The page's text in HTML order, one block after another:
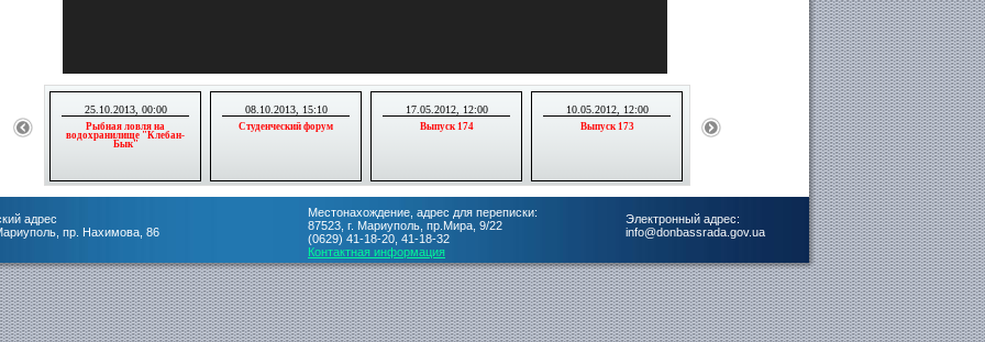
25.10.2013, 00:00
Рыбная ловля на
водохранилище "Клебан-
Бык"
08.10.2013, 15:10
Студенческий форум
17.05.2012, 12:00
Выпуск 174
10.05.2012, 12:00
Выпуск 173
03.05.2012, 12:00 26.04.2012, 12:00
Выпуск 171
адрес
пр. Нахимова, 86
Электронный адрес:
info@donbassrada.gov.ua
Местонахождение, адрес для переписки:
87523, г. Мариуполь, пр.Мира, 9/22
(0629) 41-18-20, 41-18-32
Контактная информация